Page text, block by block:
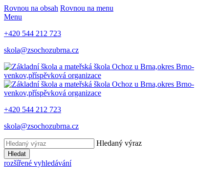
Rovnou na obsah Rovnou na menu
Menu
+420 544 212 723
skola@zsochozubrna.cz
+420 544 212 723
skola@zsochozubrna.cz
Hledaný výraz
Hledat
rozšířené vyhledávání